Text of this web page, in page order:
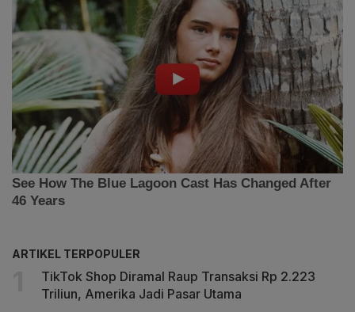
ARTIKEL TERPOPULER
TikTok Shop Diramal Raup Transaksi Rp 2.223
Triliun, Amerika Jadi Pasar Utama